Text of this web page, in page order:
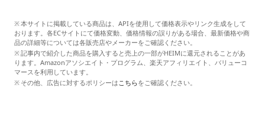
本サイトに掲載している商品は、APIを使用して価格表示やリンク生成をして
おります。各ECサイトにて価格変動、価格情報の誤りがある場合、最新価格や商
品の詳細等については各販売店やメーカーをご確認ください。
記事内で紹介した商品を購入すると売上の一部がHEIMに還元されることがあ
ります。Amazonアソシエイト・プログラム、楽天アフィリエイト、バリューコ
マースを利用しています。
その他、広告に対するポリシーはこちらをご確認ください。